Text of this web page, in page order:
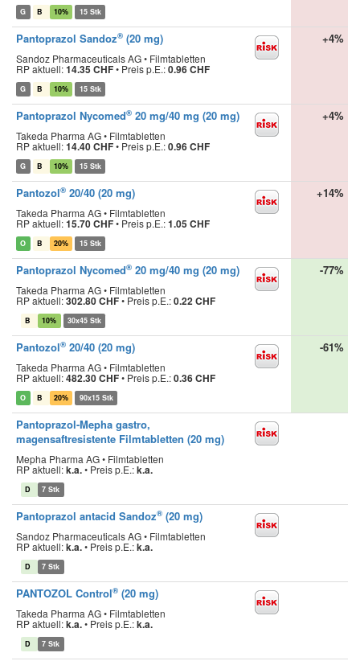
G B 10% 15 Stk
Pantoprazol Sandoz® (20 mg)
Sandoz Pharmaceuticals AG • Filmtabletten
RP aktuell:14.35 CHF• Preis p.E.:0.96 CHF
G B 10% 15 Stk
+4%
Pantoprazol Nycomed® 20 mg/40 mg (20 mg)
Takeda Pharma AG • Filmtabletten
RP aktuell:14.40 CHF• Preis p.E.:0.96 CHF
G B 10% 15 Stk
+4%
Pantozol® 20/40 (20 mg)
Takeda Pharma AG • Filmtabletten
RP aktuell:15.70 CHF• Preis p.E.:1.05 CHF
O B 20% 15 Stk
+14%
Pantoprazol Nycomed® 20 mg/40 mg (20 mg)
Takeda Pharma AG • Filmtabletten
RP aktuell:302.80 CHF• Preis p.E.:0.22 CHF
B 10% 30x45 Stk
-77%
Pantozol® 20/40 (20 mg)
Takeda Pharma AG • Filmtabletten
RP aktuell:482.30 CHF• Preis p.E.:0.36 CHF
O B 20% 90x15 Stk
-61%
Pantoprazol-Mepha gastro,
magensaftresistente Filmtabletten (20 mg)
Mepha Pharma AG • Filmtabletten
RP aktuell:k.a.• Preis p.E.:k.a.
D 7 Stk
Pantoprazol antacid Sandoz® (20 mg)
Sandoz Pharmaceuticals AG • Filmtabletten
RP aktuell:k.a.• Preis p.E.:k.a.
D 7 Stk
PANTOZOL Control® (20 mg)
Takeda Pharma AG • Filmtabletten
RP aktuell:k.a.• Preis p.E.:k.a.
D 7 Stk